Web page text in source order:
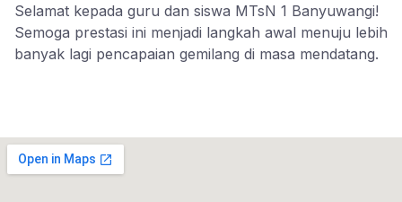
Selamat kepada guru dan siswa MTsN 1 Banyuwangi!
Semoga prestasi ini menjadi langkah awal menuju lebih
banyak lagi pencapaian gemilang di masa mendatang.